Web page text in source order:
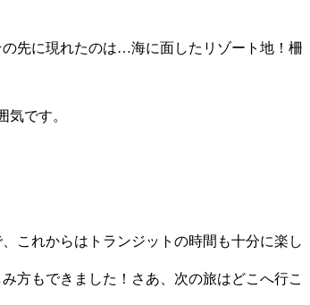
先に現れたのは…海に面したリゾート地！柵
です。
これからはトランジットの時間も十分に楽し
方もできました！さあ、次の旅はどこへ行こ